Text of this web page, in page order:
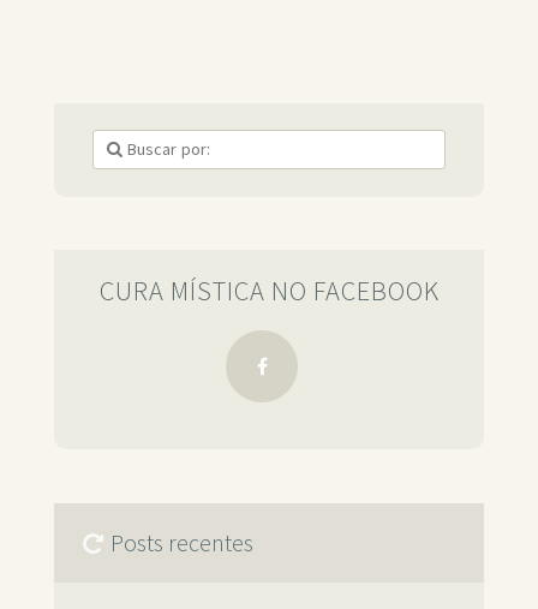
CURA MÍSTICA NO FACEBOOK
Posts recentes